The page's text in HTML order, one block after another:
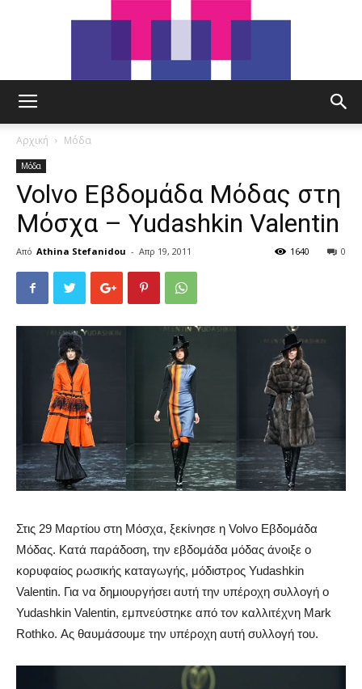
Αρχική Μόδα
Μόδα
Volvo Εβδομάδα Μόδας στη
Μόσχα – Yudashkin Valentin
Από Athina Stefanidou - Απρ 19, 2011 0
1640
Στις 29 Μαρτίου στη Μόσχα, ξεκίνησε η Volvo Εβδομάδα
Μόδας. Κατά παράδοση, την εβδομάδα μόδας άνοιξε ο
κορυφαίος ρωσικής καταγωγής, μόδιστρος Yudashkin
Valentin. Για να δημιουργήσει αυτή την υπέροχη συλλογή ο
Yudashkin Valentin, εμπνεύστηκε από τον καλλιτέχνη Mark
Rothko. Ας θαυμάσουμε την υπέροχη αυτή συλλογή του.